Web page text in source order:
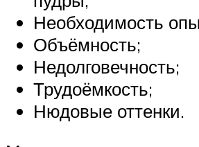
Необходимость
Объёмность;
Недолговечность;
Трудоёмкость;
Нюдовые оттенки.